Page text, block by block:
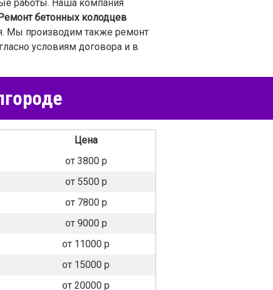
работы. Наша компания
бетонных колодцев
Мы производим также ремонт
условиям договора и в
Цена
от 3800 р
от 5500 р
от 7800 р
от 9000 р
от 11000 р
от 15000 р
от 20000 р